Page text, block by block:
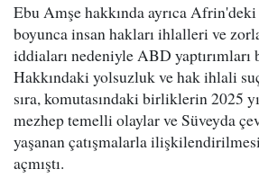
Ebu Amşe hakkında ayrıca
boyunca insan hakları ihlalleri ve
iddiaları nedeniyle ABD yaptırımları
Hakkındaki yolsuzluk ve hak ihlali
sıra, komutasındaki birliklerin 2025
mezhep temelli olaylar ve Süveyda
yaşanan çatışmalarla
açmıştı.